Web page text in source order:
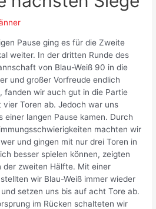
Pause ging es für die Zweite
weiter. In der dritten Runde des
von Blau-Weiß 90 in die
und großer Vorfreude endlich
fanden wir auch gut in die Partie
Toren ab. Jedoch war uns
einer langen Pause kamen. Durch
machten wir
und gingen mit nur drei Toren in
besser spielen können, zeigten
der zweiten Hälfte. Mit einer
wir Blau-Weiß immer wieder
setzen uns bis auf acht Tore ab.
im Rücken schalteten wir